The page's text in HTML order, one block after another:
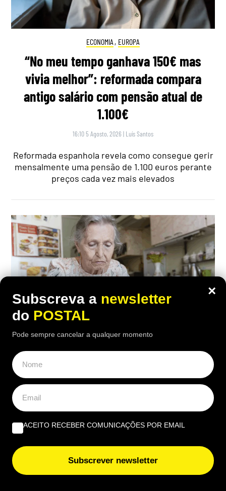
ECONOMIA , EUROPA
“No meu tempo ganhava 150€ mas
vivia melhor”: reformada compara
antigo salário com pensão atual de
1.100€
16:10 5 Agosto, 2026 | Luís Santos
Reformada espanhola revela como consegue gerir
mensalmente uma pensão de 1.100 euros perante
preços cada vez mais elevados
“Considero insuficiente”: reformada de
67 anos recebe 1.790€ mas considera a
pensão ‘injusta’
Depois de 25 anos a trabalhar como auxiliar de
enfermagem, a reformada francesa recebe 1.790
×
Subscreva a newsletter
do POSTAL
Pode sempre cancelar a qualquer momento
ACEITO RECEBER COMUNICAÇÕES POR EMAIL
Subscrever newsletter